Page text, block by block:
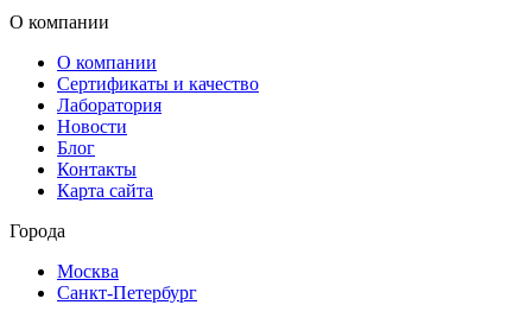
О компании
О компании
Сертификаты и качество
Лаборатория
Новости
Блог
Контакты
Карта сайта
Города
Москва
Санкт-Петербург